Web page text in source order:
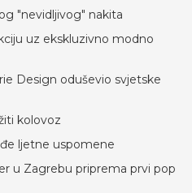
"nevidljivog" nakita
uz ekskluzivno modno
Design oduševio svjetske
kolovoz
ljetne uspomene
u Zagrebu priprema prvi pop